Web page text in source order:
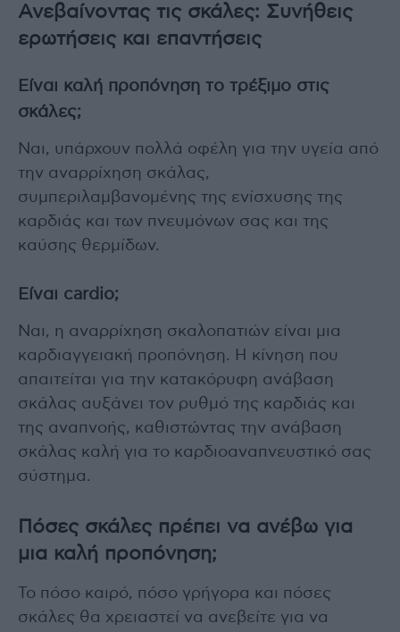
Ανεβαίνοντας τις σκάλες: Συνήθεις
ερωτήσεις και επαντήσεις
Είναι καλή προπόνηση το τρέξιμο στις
σκάλες;
Ναι, υπάρχουν πολλά οφέλη για την υγεία από
την αναρρίχηση σκάλας,
συμπεριλαμβανομένης της ενίσχυσης της
καρδιάς και των πνευμόνων σας και της
καύσης θερμίδων.
Είναι cardio;
Ναι, η αναρρίχηση σκαλοπατιών είναι μια
καρδιαγγειακή προπόνηση. Η κίνηση που
απαιτείται για την κατακόρυφη ανάβαση
σκάλας αυξάνει τον ρυθμό της καρδιάς και
της αναπνοής, καθιστώντας την ανάβαση
σκάλας καλή για το καρδιοαναπνευστικό σας
σύστημα.
Πόσες σκάλες πρέπει να ανέβω για
μια καλή προπόνηση;
Το πόσο καιρό, πόσο γρήγορα και πόσες
σκάλες θα χρειαστεί να ανεβείτε για να